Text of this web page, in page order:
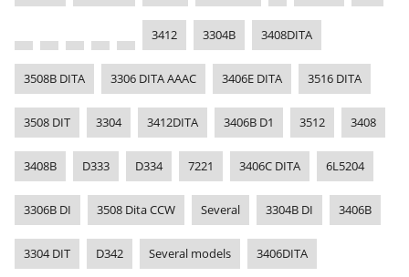
3412 3304B 3408DITA
3508B DITA 3306 DITA AAAC 3406E DITA 3516 DITA
3508 DIT 3304 3412DITA 3406B D1 3512 3408
3408B D333 D334 7221 3406C DITA 6L5204
3306B DI 3508 Dita CCW Several 3304B DI 3406B
3304 DIT D342 Several models 3406DITA